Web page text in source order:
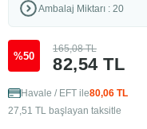
Ambalaj Miktarı : 20
%50 82,54 TL
165,08 TL
Havale / EFT ile80,06 TL
27,51 TL başlayan taksitle